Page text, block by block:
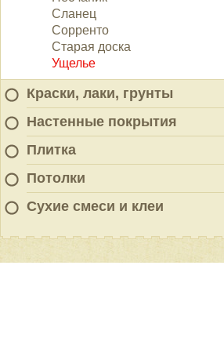
Сланец
Сорренто
Старая доска
Ущелье
Краски, лаки, грунты
Настенные покрытия
Плитка
Потолки
Сухие смеси и клеи